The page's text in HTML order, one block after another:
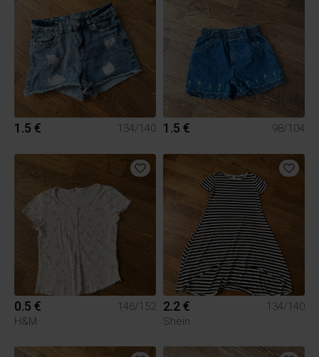
1.5 € 134/140 1.5 € 98/104
0.5 €
146/152
H&M
2.2 €
134/140
Shein